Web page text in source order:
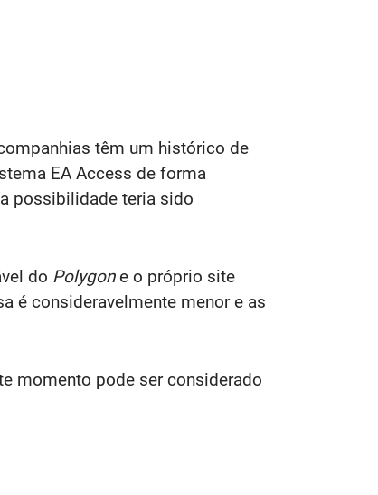
têm um histórico de
EA Access de forma
possibilidade teria sido
do Polygone o próprio site
é consideravelmente menor e as
momento pode ser considerado